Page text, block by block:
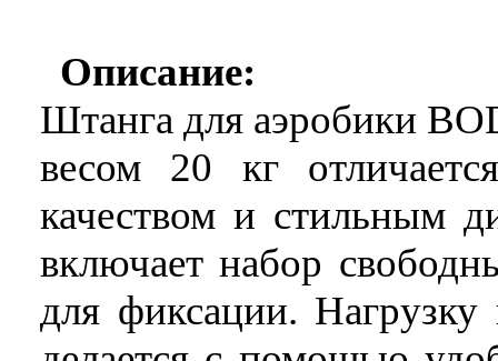
Описание:
Штанга для аэробики
весом 20 кг
качеством и стильным
включает набор
для фиксации.